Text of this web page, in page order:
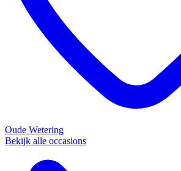
Oude Wetering
Bekijk alle occasions